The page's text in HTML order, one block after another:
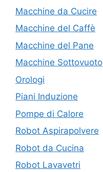
Macchine da Cucire
Macchine del Caffè
Macchine del Pane
Macchine Sottovuoto
Orologi
Piani Induzione
Pompe di Calore
Robot Aspirapolvere
Robot da Cucina
Robot Lavavetri